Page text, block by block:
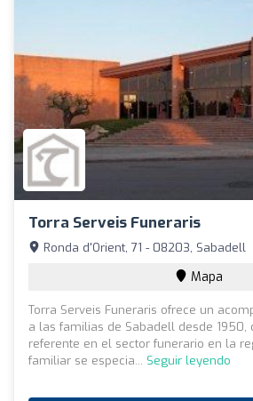
Torra Serveis Funeraris
Ronda d'Orient, 71 - 08203, Sabadell
Mapa
Torra Serveis Funeraris ofrece un
a las familias de Sabadell desde 1950,
referente en el sector funerario en la
familiar se especia... Seguir leyendo